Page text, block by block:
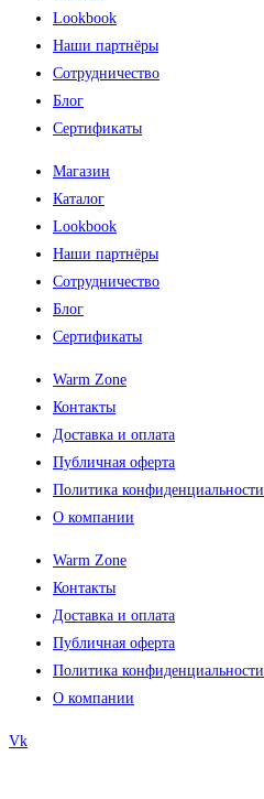
Lookbook
Наши партнёры
Сотрудничество
Блог
Сертификаты
Магазин
Каталог
Lookbook
Наши партнёры
Сотрудничество
Блог
Сертификаты
Warm Zone
Контакты
Доставка и оплата
Публичная оферта
Политика конфиденциальности
О компании
Warm Zone
Контакты
Доставка и оплата
Публичная оферта
Политика конфиденциальности
О компании
Vk